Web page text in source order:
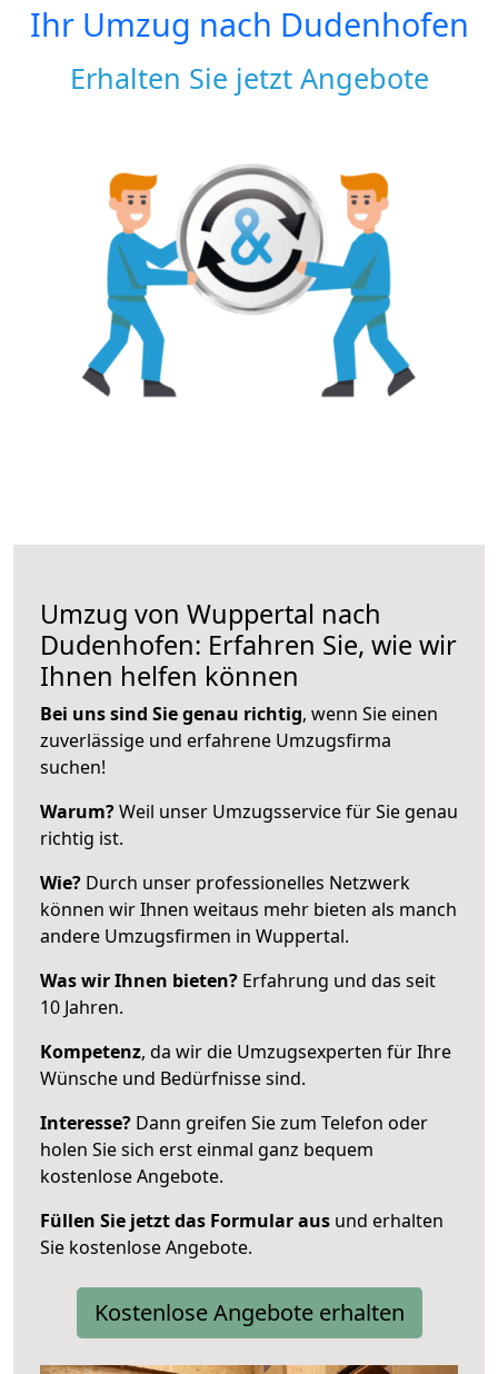
Ihr Umzug nach Dudenhofen
Erhalten Sie jetzt Angebote
Umzug von Wuppertal nach
Dudenhofen: Erfahren Sie, wie wir
Ihnen helfen können
Bei uns sind Sie genau richtig, wenn Sie einen
zuverlässige und erfahrene Umzugsfirma
suchen!
Warum?Weil unser Umzugsservice für Sie genau
richtig ist.
Wie? Durch unser professionelles Netzwerk
können wir Ihnen weitaus mehr bieten als manch
andere Umzugsfirmen in Wuppertal.
Was wir Ihnen bieten? Erfahrung und das seit
10 Jahren.
Kompetenz, da wir die Umzugsexperten für Ihre
Wünsche und Bedürfnisse sind.
Interesse? Dann greifen Sie zum Telefon oder
holen Sie sich erst einmal ganz bequem
kostenlose Angebote.
Füllen Sie jetzt das Formular aus und erhalten
Sie kostenlose Angebote.
Kostenlose Angebote erhalten